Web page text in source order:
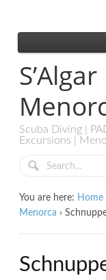
Scuba Diving |
Excursions |
You are here: Home
Menorca ›